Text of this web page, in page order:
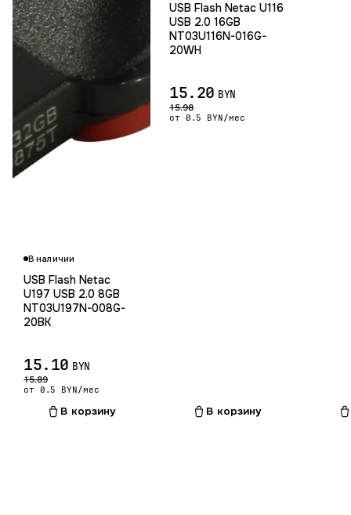
В наличии
USB Flash Netac
U197 USB 2.0 8GB
NT03U197N-008G-
20BK
15.10 BYN
15.89
от 0.5 BYN/мес
В корзину
USB Flash Netac U116
USB 2.0 16GB
NT03U116N-016G-
20WH
15.20 BYN
15.98
от 0.5 BYN/мес
В корзину